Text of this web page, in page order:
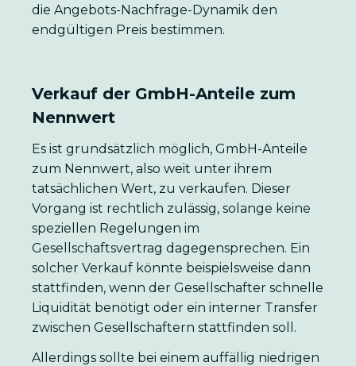
die Angebots-Nachfrage-Dynamik den
endgültigen Preis bestimmen.
Verkauf der GmbH-Anteile zum
Nennwert
Es ist grundsätzlich möglich, GmbH-Anteile
zum Nennwert, also weit unter ihrem
tatsächlichen Wert, zu verkaufen. Dieser
Vorgang ist rechtlich zulässig, solange keine
speziellen Regelungen im
Gesellschaftsvertrag dagegensprechen. Ein
solcher Verkauf könnte beispielsweise dann
stattfinden, wenn der Gesellschafter schnelle
Liquidität benötigt oder ein interner Transfer
zwischen Gesellschaftern stattfinden soll.
Allerdings sollte bei einem auffällig niedrigen